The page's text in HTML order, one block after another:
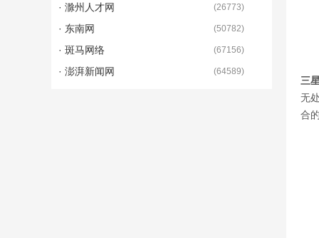
三
无
合
· 滁州人才网 (26773)
· 东南网 (50782)
· 斑马网络 (67156)
· 澎湃新闻网 (64589)